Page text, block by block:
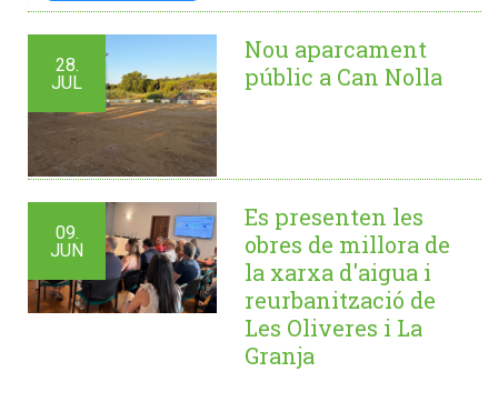
28.
JUL
Nou aparcament
públic a Can Nolla
09.
JUN
Es presenten les
obres de millora de
la xarxa d'aigua i
reurbanització de
Les Oliveres i La
Granja